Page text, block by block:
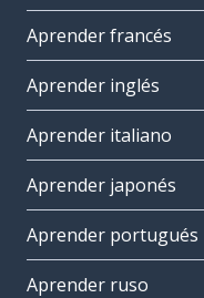
Aprender francés
Aprender inglés
Aprender italiano
Aprender japonés
Aprender portugués
Aprender ruso